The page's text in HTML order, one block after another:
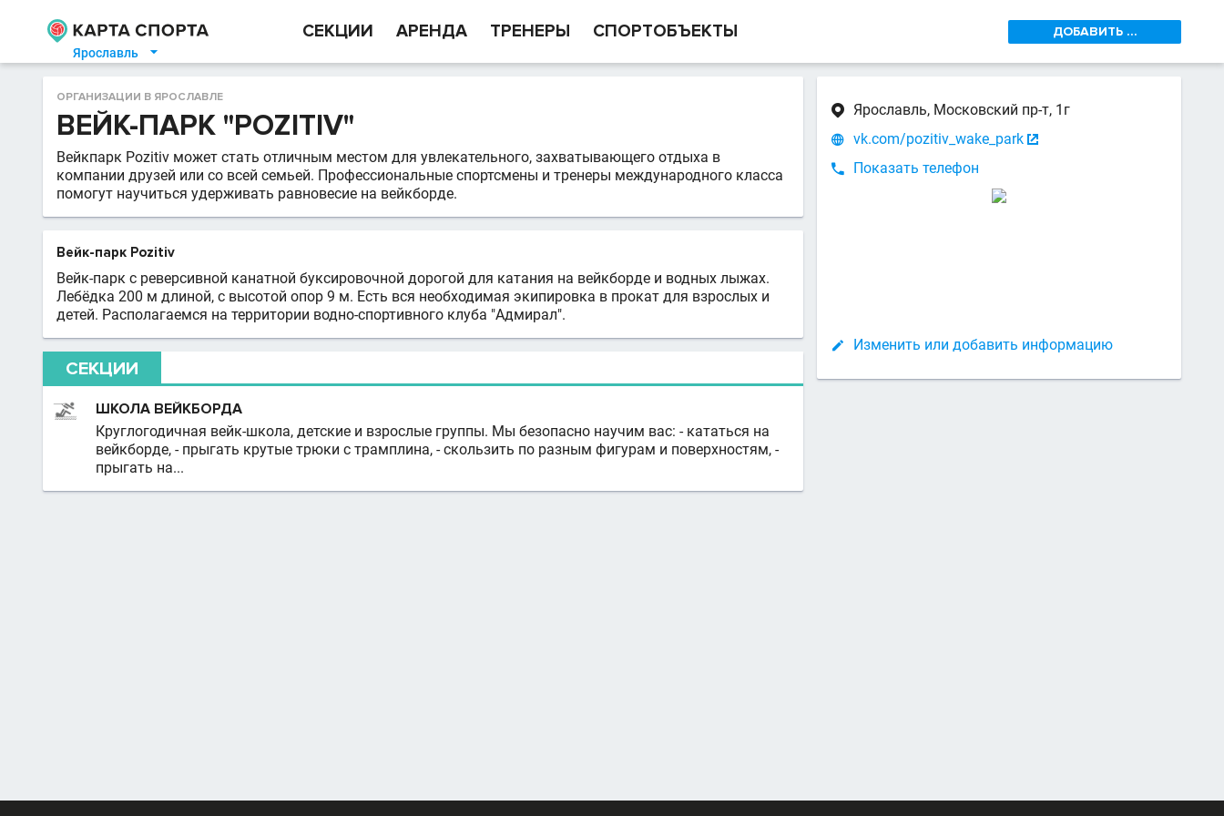
Ярославль 
СЕКЦИИ АРЕНДА ТРЕНЕРЫ СПОРТОБЪЕКТЫ ДОБАВИТЬ ...
ОРГАНИЗАЦИИ В ЯРОСЛАВЛЕ
ВЕЙК-ПАРК "POZITIV"
Вейкпарк Pozitiv может стать отличным местом для увлекательного, захватывающего отдыха в
компании друзей или со всей семьей. Профессиональные спортсмены и тренеры международного класса
помогут научиться удерживать равновесие на вейкборде.
Вейк-парк Pozitiv
Вейк-парк c реверсивной канатной буксировочной дорогой для катания на вейкборде и водных лыжах.
Лебёдка 200 м длиной, с высотой опор 9 м. Есть вся необходимая экипировка в прокат для взрослых и
детей. Располагаемся на территории водно-спортивного клуба "Адмирал".
СЕКЦИИ
ШКОЛА ВЕЙКБОРДА
Круглогодичная вейк-школа, детские и взрослые группы. Мы безопасно научим вас: - кататься на
вейкборде, - прыгать крутые трюки с трамплина, - скользить по разным фигурам и поверхностям, -
прыгать на...
 Ярославль, Московский пр-т, 1г
 vk.com/pozitiv_wake_park 

Показать телефон
 Изменить или добавить информацию